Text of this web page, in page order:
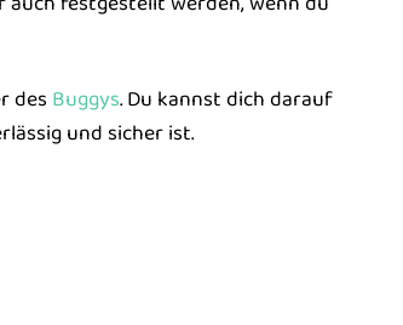
des Buggys. Du kannst dich darauf
und sicher ist.